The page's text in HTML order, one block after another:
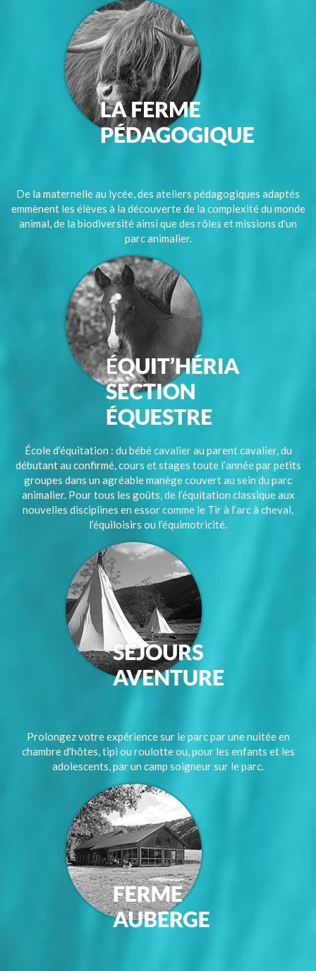
De la maternelle au lycée, des ateliers pédagogiques adaptés
emmènent les élèves à la découverte de la complexité du monde
animal, de la biodiversité ainsi que des rôles et missions d'un
parc animalier.
École d’équitation : du bébé cavalier au parent cavalier, du
débutant au confirmé, cours et stages toute l’année par petits
groupes dans un agréable manège couvert au sein du parc
animalier. Pour tous les goûts, de l’équitation classique aux
nouvelles disciplines en essor comme le Tir à l’arc à cheval,
l’équiloisirs ou l’équimotricité.
Prolongez votre expérience sur le parc par une nuitée en
chambre d'hôtes, tipi ou roulotte ou, pour les enfants et les
adolescents, par un camp soigneur sur le parc.